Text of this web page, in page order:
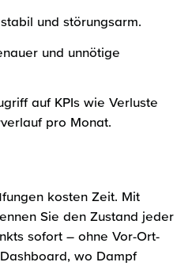
und störungsarm.
und unnötige
auf KPIs wie Verluste
pro Monat.
kosten Zeit. Mit
Sie den Zustand jeder
sofort – ohne Vor-Ort-
wo Dampf